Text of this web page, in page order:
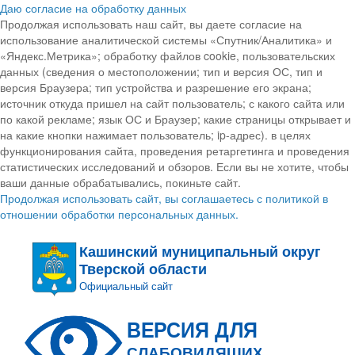
Даю согласие на обработку данных
Продолжая использовать наш сайт, вы даете согласие на
использование аналитической системы «Спутник/Аналитика» и
«Яндекс.Метрика»; обработку файлов cookie, пользовательских
данных (сведения о местоположении; тип и версия ОС, тип и
версия Браузера; тип устройства и разрешение его экрана;
источник откуда пришел на сайт пользователь; с какого сайта или
по какой рекламе; язык ОС и Браузер; какие страницы открывает и
на какие кнопки нажимает пользователь; ip-адрес). в целях
функционирования сайта, проведения ретаргетинга и проведения
статистических исследований и обзоров. Если вы не хотите, чтобы
ваши данные обрабатывались, покиньте сайт.
Продолжая использовать сайт, вы соглашаетесь с политикой в
отношении обработки персональных данных.